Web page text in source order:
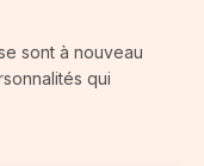
sont à nouveau
qui